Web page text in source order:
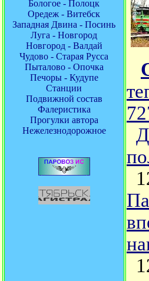
Бологое - Полоцк
Оредеж - Витебск
Западная Двина - Посинь
Луга - Новгород
Новгород - Валдай
Чудово - Старая Русса
Пыталово - Опочка
Печоры - Кудупе
Станции
Подвижной состав
Фалеристика
Прогулки автора
Нежелезнодорожное